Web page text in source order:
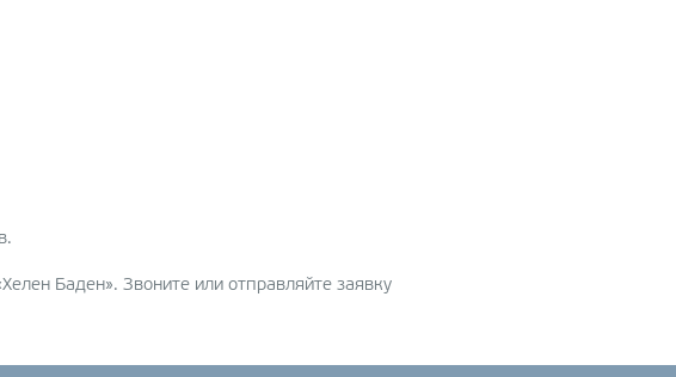
Баден». Звоните или отправляйте заявку